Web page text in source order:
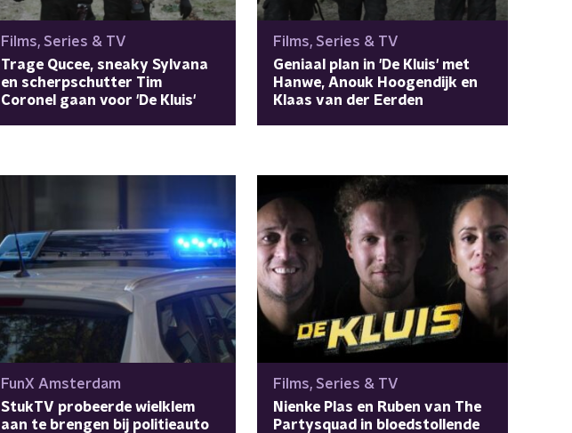
Films, Series & TV
Trage Qucee, sneaky Sylvana
en scherpschutter Tim
Coronel gaan voor 'De Kluis'
Films, Series & TV
Geniaal plan in 'De Kluis' met
Hanwe, Anouk Hoogendijk en
Klaas van der Eerden
FunX Amsterdam
StukTV probeerde wielklem
aan te brengen bij politieauto
Films, Series & TV
Nienke Plas en Ruben van The
Partysquad in bloedstollende